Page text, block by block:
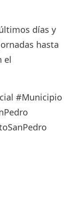
días y
hasta
el
#Municipio